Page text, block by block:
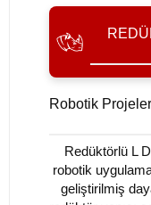
Robotik
Redüktörlü L
robotik
geliştirilmiş